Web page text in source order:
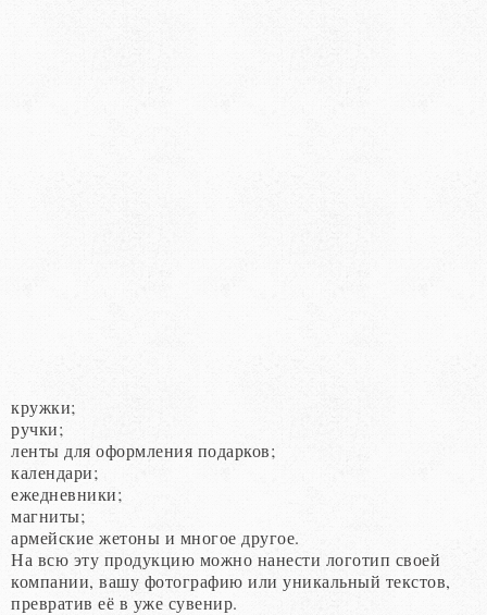
кружки;
ручки;
ленты для оформления подарков;
календари;
ежедневники;
магниты;
армейские жетоны и многое другое.
На всю эту продукцию можно нанести логотип своей
компании, вашу фотографию или уникальный текстов,
превратив её в уже сувенир.